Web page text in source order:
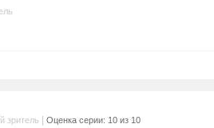
зритель Оценка серии: 10 из 10